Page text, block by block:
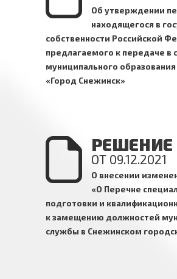
Об утверждении
находящегося в
собственности Российской
предлагаемого к передаче в
муниципального образования
«Город Снежинск»
РЕШЕНИЕ
ОТ 09.12.2021
О внесении
«О Перечне
подготовки и
к замещению должностей
службы в Снежинском